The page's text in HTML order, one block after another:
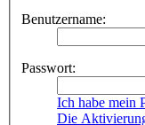
Benutzername:
Passwort:
Ich habe mein
Die